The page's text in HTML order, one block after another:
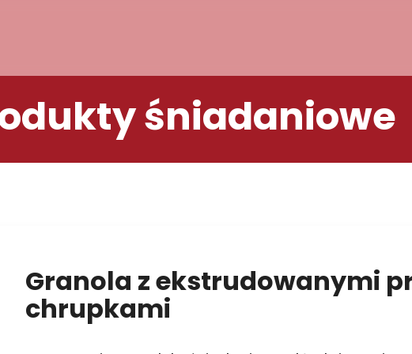
śniadaniowe
Granola z ekstrudowanymi
chrupkami